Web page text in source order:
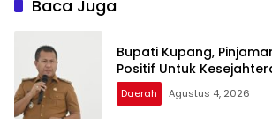
Baca Juga
Bupati Kupang,
Positif Untuk
Daerah Agustus 4, 2026